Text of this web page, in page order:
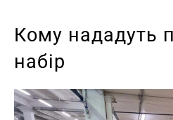
Кому нададуть
набір